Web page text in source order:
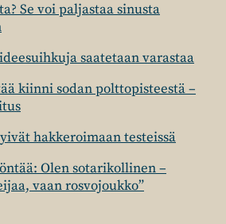
Se voi paljastaa sinusta
saatetaan varastaa
kiinni sodan polttopisteestä –
hakkeroimaan testeissä
Olen sotarikollinen –
vaan rosvojoukko”